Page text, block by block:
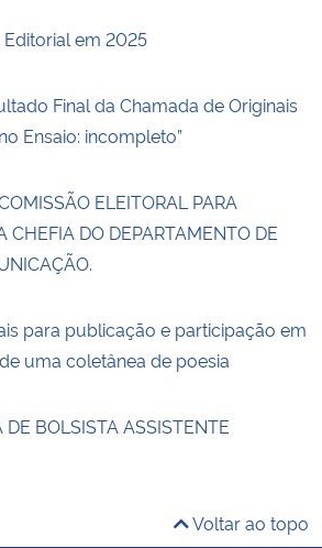
em 2025
Final da Chamada de Originais
Ensaio: incompleto”
ELEITORAL PARA
CHEFIA DO DEPARTAMENTO DE
para publicação e participação em
uma coletânea de poesia
BOLSISTA ASSISTENTE
Voltar ao topo